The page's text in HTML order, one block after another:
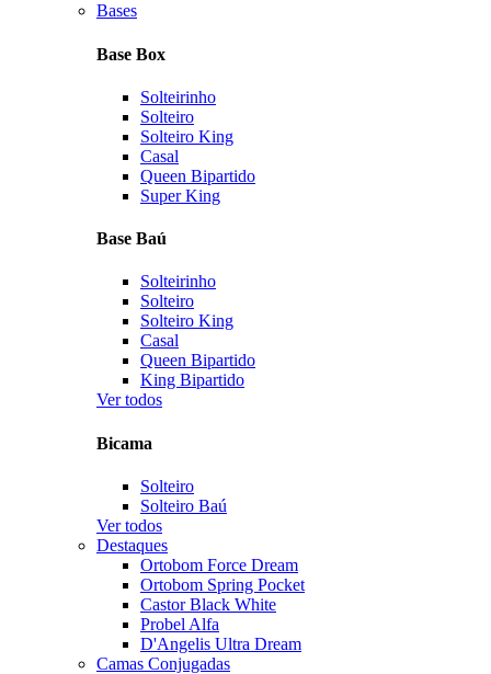
Bases
Base Box
Solteirinho
Solteiro
Solteiro King
Casal
Queen Bipartido
Super King
Base Baú
Solteirinho
Solteiro
Solteiro King
Casal
Queen Bipartido
King Bipartido
Ver todos
Bicama
Solteiro
Solteiro Baú
Ver todos
Destaques
Ortobom Force Dream
Ortobom Spring Pocket
Castor Black White
Probel Alfa
D'Angelis Ultra Dream
Camas Conjugadas